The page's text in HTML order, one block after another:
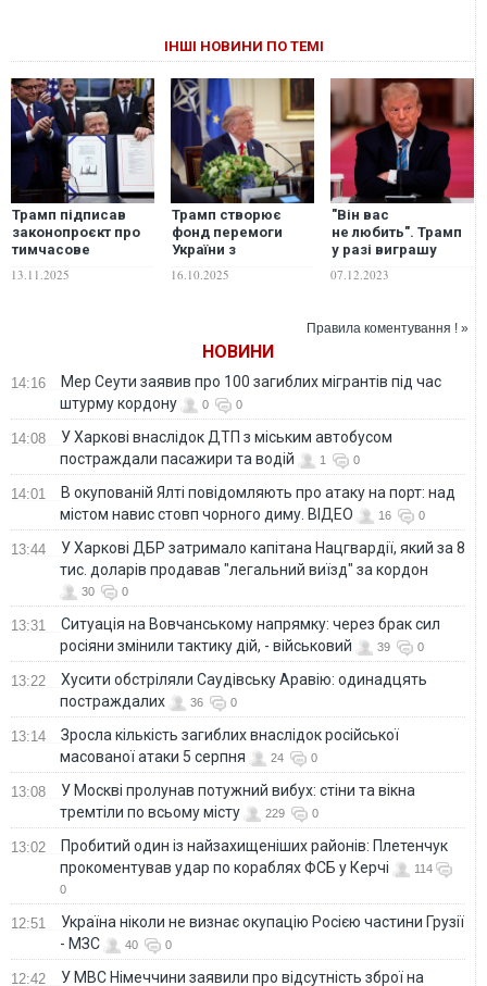
ІНШІ НОВИНИ ПО ТЕМІ
Трамп підписав
законопроєкт про
тимчасове
уряду: завершився
13.11.2025
Трамп створює
фонд перемоги
України з
коштом Китаю, –
16.10.2025
"Він вас
не любить". Трамп
у разі виграшу
фінансування для
угоду" – Гарінг
07.12.2023
Правила коментування ! »
НОВИНИ
14:16
Мер Сеути заявив про 100 загиблих мігрантів під час
штурму кордону
0 0
14:08
У Харкові внаслідок ДТП з міським автобусом
постраждали пасажири та водій
1 0
14:01
В окупованій Ялті повідомляють про атаку на порт: над
містом навис стовп чорного диму. ВІДЕО
16 0
13:44
У Харкові ДБР затримало капітана Нацгвардії, який за 8
тис. доларів продавав "легальний виїзд" за кордон
30 0
13:31
Ситуація на Вовчанському напрямку: через брак сил
росіяни змінили тактику дій, - військовий
39 0
13:22
Хусити обстріляли Саудівську Аравію: одинадцять
постраждалих
36 0
13:14
Зросла кількість загиблих внаслідок російської
масованої атаки 5 серпня
24 0
13:08
У Москві пролунав потужний вибух: стіни та вікна
тремтіли по всьому місту
229 0
13:02
Пробитий один із найзахищеніших районів: Плетенчук
прокоментував удар по кораблях ФСБ у Керчі
114
0
12:51
Україна ніколи не визнає окупацію Росією частини Грузії
- МЗС
40 0
12:42 У МВС Німеччини заявили про відсутність зброї на